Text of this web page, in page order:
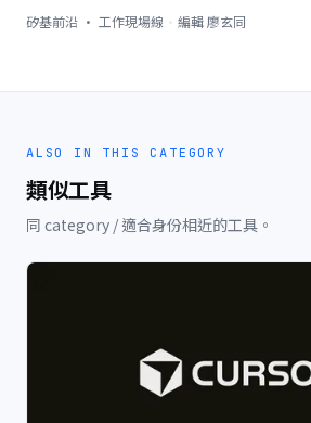
矽基前沿 · 工作現場線 · 編輯廖玄同
ALSO IN THIS CATEGORY
類似工具
同 category / 適合身份相近的工具。